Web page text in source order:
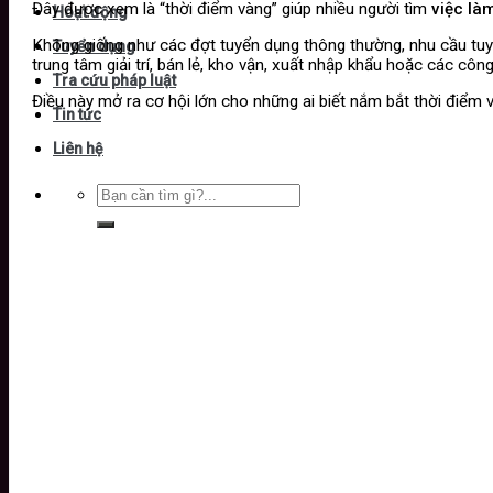
Hoạt động
Tuyển dụng
Tra cứu pháp luật
Tin tức
Liên hệ
Đây được xem là “thời điểm vàng” giúp nhiều người tìm việc
Không giống như các đợt tuyển dụng thông thường, nhu cầu
trung tâm giải trí, bán lẻ, kho vận, xuất nhập khẩu hoặc các
Điều này mở ra cơ hội lớn cho những ai biết nắm bắt thời điểm